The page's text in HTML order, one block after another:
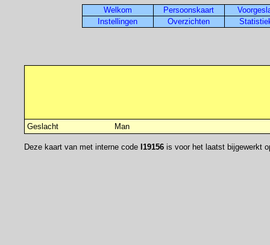
Welkom Persoonskaart
Instellingen
Overzichten
Geslacht Man
Deze kaart van met interne code I19156 is voor het laatst bijgewerkt